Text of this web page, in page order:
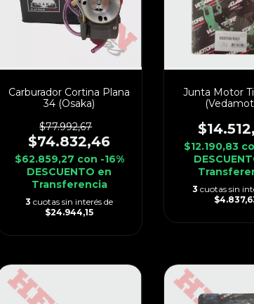
Carburador Cortina Plana
34 (Osaka)
$77.992,67
$74.832,46
$62.859,27 con -16%
DESCUENTO en
Transferencia
3 cuotas sin interés de
$24.944,15
Junta Motor
$12.190,83
3 cuotas sin